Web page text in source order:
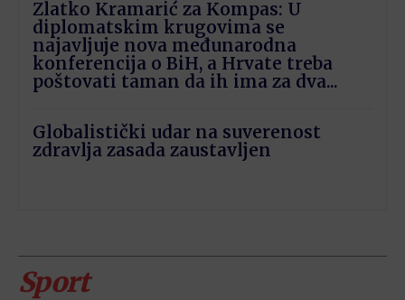
Zlatko Kramarić za Kompas: U
diplomatskim krugovima se
najavljuje nova međunarodna
konferencija o BiH, a Hrvate treba
poštovati taman da ih ima za dva...
Globalistički udar na suverenost
zdravlja zasada zaustavljen
Sport